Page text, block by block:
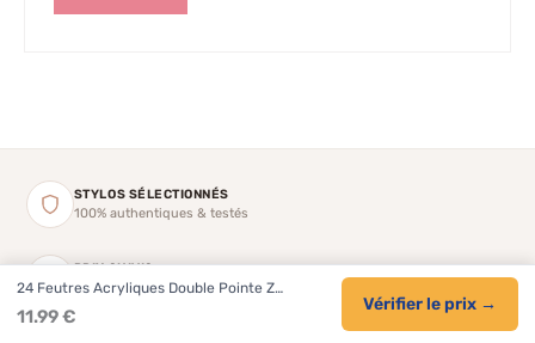
STYLOS SÉLECTIONNÉS
100% authentiques & testés
PRIX SUIVIS
Tarifs Amazon vérifiés régulièrement
24 Feutres Acryliques Double Pointe Z…
11.99 €
Vérifier le prix →